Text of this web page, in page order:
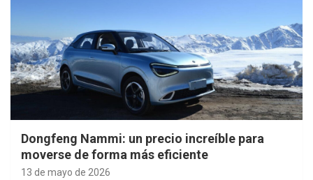
Dongfeng Nammi: un precio increíble para
moverse de forma más eficiente
13 de mayo de 2026